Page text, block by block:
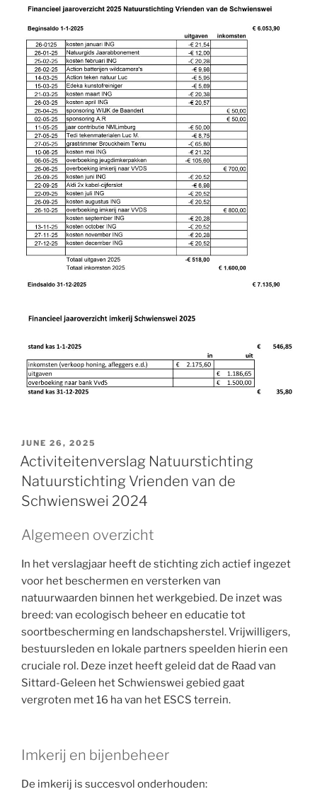
POSTED
ON
JUNE 26, 2025
Activiteitenverslag Natuurstichting
Natuurstichting Vrienden van de
Schwienswei 2024
Algemeen overzicht
In het verslagjaar heeft de stichting zich actief ingezet
voor het beschermen en versterken van
natuurwaarden binnen het werkgebied. De inzet was
breed: van ecologisch beheer en educatie tot
soortbescherming en landschapsherstel. Vrijwilligers,
bestuursleden en lokale partners speelden hierin een
cruciale rol. Deze inzet heeft geleid dat de Raad van
Sittard-Geleen het Schwienswei gebied gaat
vergroten met 16 ha van het ESCS terrein.
Imkerij en bijenbeheer
De imkerij is succesvol onderhouden: